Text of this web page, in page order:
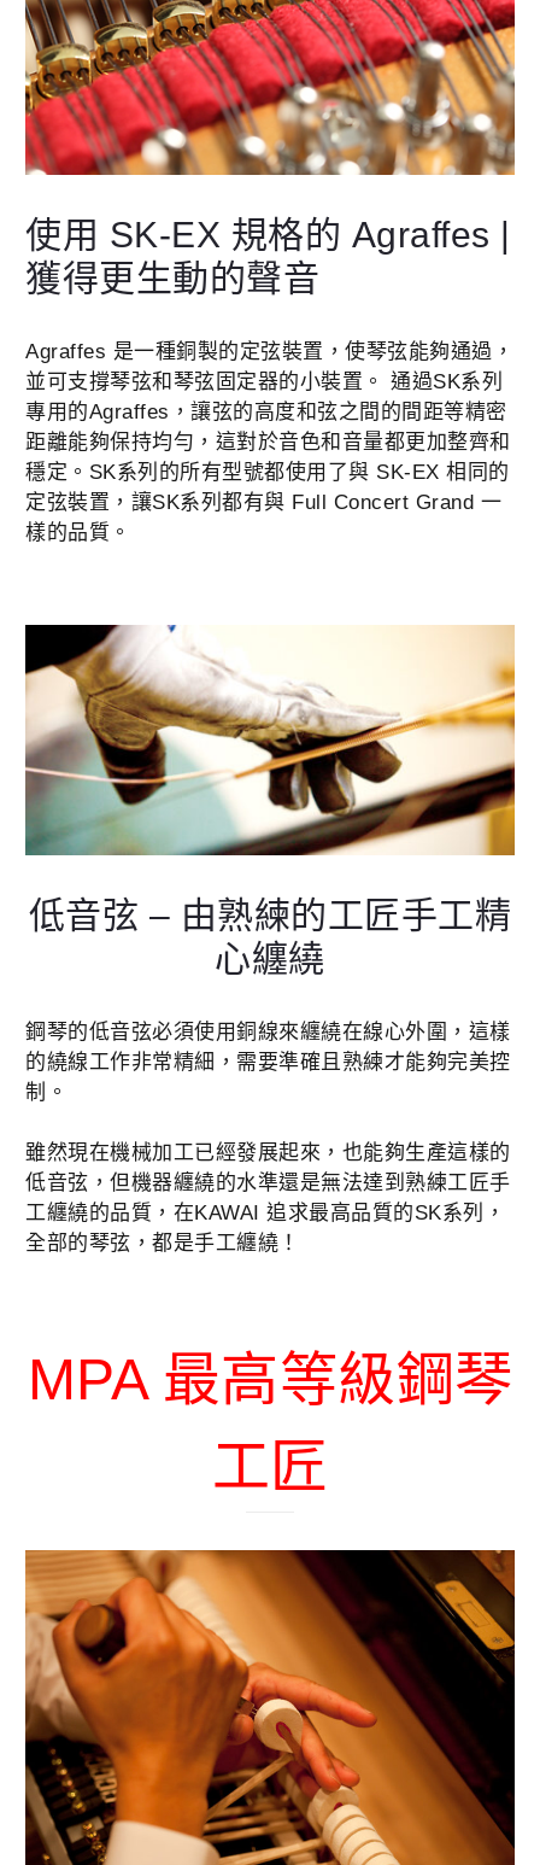
使用 SK-EX 規格的 Agraffes |
獲得更生動的聲音
Agraffes 是一種銅製的定弦裝置，使琴弦能夠通過，
並可支撐琴弦和琴弦固定器的小裝置。 通過SK系列
專用的Agraffes，讓弦的高度和弦之間的間距等精密
距離能夠保持均勻，這對於音色和音量都更加整齊和
穩定。SK系列的所有型號都使用了與 SK-EX 相同的
定弦裝置，讓SK系列都有與 Full Concert Grand 一
樣的品質。
低音弦 – 由熟練的工匠手工精
心纏繞
鋼琴的低音弦必須使用銅線來纏繞在線心外圍，這樣
的繞線工作非常精細，需要準確且熟練才能夠完美控
制。
雖然現在機械加工已經發展起來，也能夠生產這樣的
低音弦，但機器纏繞的水準還是無法達到熟練工匠手
工纏繞的品質，在KAWAI 追求最高品質的SK系列，
全部的琴弦，都是手工纏繞！
MPA 最高等級鋼琴
工匠